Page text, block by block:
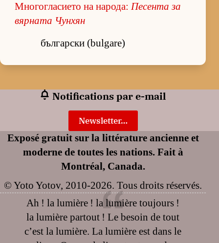
Многогласието на народа: Песента за
вярната Чунхян
български (bulgare)
Notifications par e-mail
Newsletter…
Exposé gratuit sur la littérature ancienne et
moderne de toutes les nations. Fait à
Montréal, Canada.
© Yoto Yotov, 2010-2026. Tous droits réservés.
Ah ! la lumière ! la lumière toujours !
la lumière partout ! Le besoin de tout
c’est la lumière. La lumière est dans le